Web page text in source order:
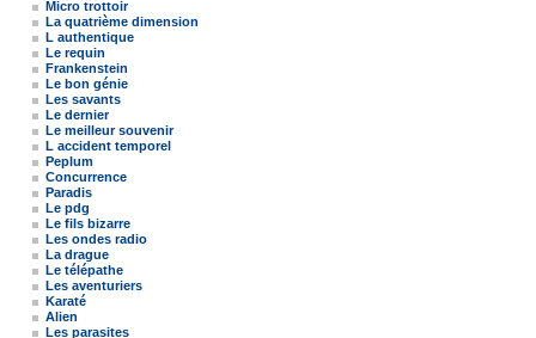
Micro trottoir
La quatrième dimension
L authentique
Le requin
Frankenstein
Le bon génie
Les savants
Le dernier
Le meilleur souvenir
L accident temporel
Peplum
Concurrence
Paradis
Le pdg
Le fils bizarre
Les ondes radio
La drague
Le télépathe
Les aventuriers
Karaté
Alien
Les parasites